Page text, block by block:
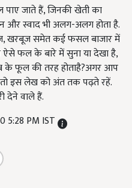
जाते हैं, जिनकी खेती का
और स्वाद भी अलग-अलग होता है.
खरबूज समेत कई फसल बाजार में
फल के बारे में सुना या देखा है,
फूल की तरह होताहै?अगर आप
इस लेख को अंत तक पढ़ते रहें.
देने वाले हैं.
5:28 PM IST